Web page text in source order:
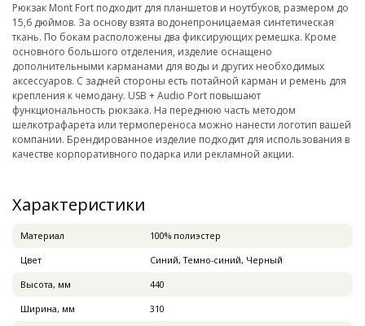
Рюкзак Mont Fort подходит для планшетов и ноутбуков, размером до
15,6 дюймов. За основу взята водонепроницаемая синтетическая
ткань. По бокам расположены два фиксирующих ремешка. Кроме
основного большого отделения, изделие оснащено
дополнительными карманами для воды и других необходимых
аксессуаров. С задней стороны есть потайной карман и ремень для
крепления к чемодану. USB + Audio Port повышают
функциональность рюкзака. На переднюю часть методом
шелкотрафарета или термопереноса можно нанести логотип вашей
компании. Брендированное изделие подходит для использования в
качестве корпоративного подарка или рекламной акции.
Характеристики
Материал
100% полиэстер
Цвет
Синий, Темно-синий, Черный
Высота, мм
440
Ширина, мм
310